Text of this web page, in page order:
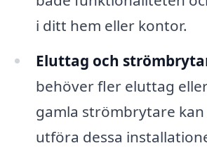
i ditt hem eller kontor.
Eluttag och
behöver fler eluttag
gamla strömbrytare
utföra dessa